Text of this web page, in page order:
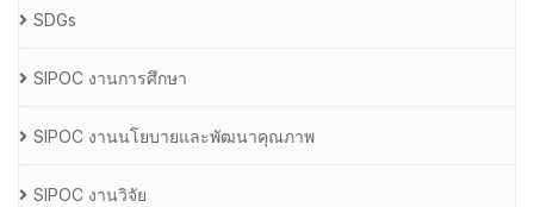
SDGs
SIPOC งานการศึกษา
SIPOC งานนโยบายและพัฒนาคุณภาพ
SIPOC งานวิจัย